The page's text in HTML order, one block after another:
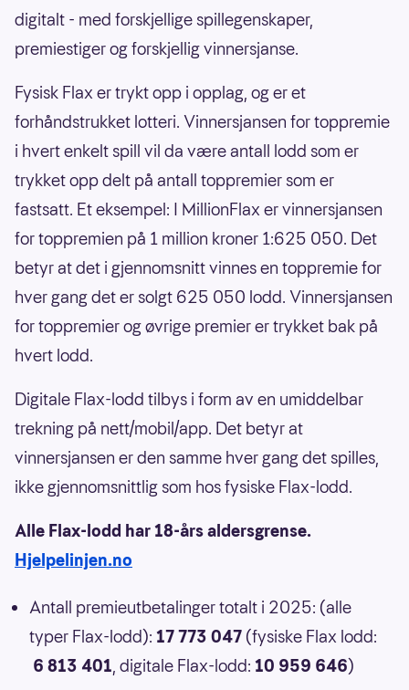
digitalt - med forskjellige spillegenskaper,
premiestiger og forskjellig vinnersjanse.
Fysisk Flax er trykt opp i opplag, og er et
forhåndstrukket lotteri. Vinnersjansen for toppremie
i hvert enkelt spill vil da være antall lodd som er
trykket opp delt på antall toppremier som er
fastsatt. Et eksempel: I MillionFlax er vinnersjansen
for toppremien på 1 million kroner 1:625 050. Det
betyr at det i gjennomsnitt vinnes en toppremie for
hver gang det er solgt 625 050 lodd. Vinnersjansen
for toppremier og øvrige premier er trykket bak på
hvert lodd.
Digitale Flax-lodd tilbys i form av en umiddelbar
trekning på nett/mobil/app. Det betyr at
vinnersjansen er den samme hver gang det spilles,
ikke gjennomsnittlig som hos fysiske Flax-lodd.
Alle Flax-lodd har 18-års aldersgrense.
Hjelpelinjen.no
Antall premieutbetalinger totalt i 2025: (alle
typer Flax-lodd): 17 773 047 (fysiske Flax lodd:
6 813 401, digitale Flax-lodd: 10 959 646)